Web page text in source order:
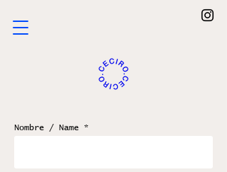
Nombre / Name